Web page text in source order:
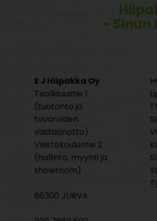
-
E J Hiipakka Oy
Teollisuustie 1
(tuotanto ja
tavaroiden
vastaanotto)
Veistokouluntie 2
(hallinto, myynti ja
showroom)
66300 JURVA